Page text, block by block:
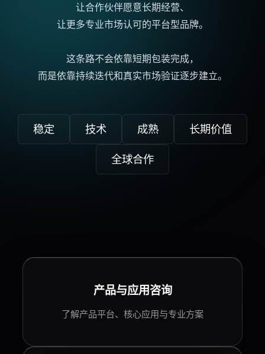
让合作伙伴愿意长期经营、
让更多专业市场认可的平台型品牌。
这条路不会依靠短期包装完成，
而是依靠持续迭代和真实市场验证逐步建立。
稳定 技术 成熟 长期价值
全球合作
产品与应用咨询
了解产品平台、核心应用与专业方案